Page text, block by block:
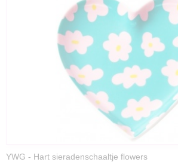
YWG - Hart sieradenschaaltje flowers